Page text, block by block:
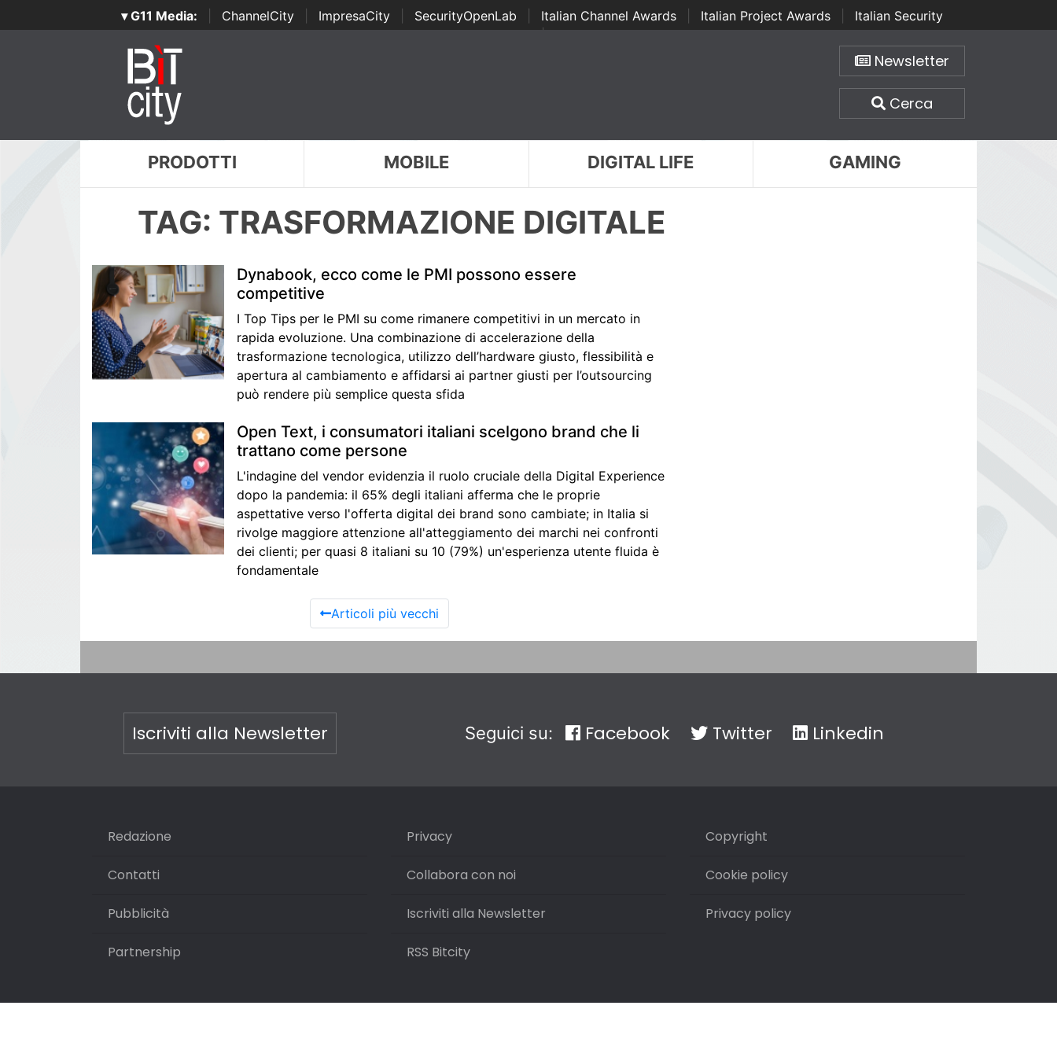
▾ G11 Media: ChannelCity ImpresaCity SecurityOpenLab Italian Channel Awards Italian Project Awards
Italian Security
Awards | ...
Newsletter
Cerca
PRODOTTI MOBILE DIGITAL LIFE GAMING
TAG: TRASFORMAZIONE DIGITALE
Dynabook, ecco come le PMI possono essere
competitive
I Top Tips per le PMI su come rimanere competitivi in un mercato in
rapida evoluzione. Una combinazione di accelerazione della
trasformazione tecnologica, utilizzo dell’hardware giusto, flessibilità e
apertura al cambiamento e affidarsi ai partner giusti per l’outsourcing
può rendere più semplice questa sfida
Open Text, i consumatori italiani scelgono brand che li
trattano come persone
L'indagine del vendor evidenzia il ruolo cruciale della Digital Experience
dopo la pandemia: il 65% degli italiani afferma che le proprie
aspettative verso l'offerta digital dei brand sono cambiate; in Italia si
rivolge maggiore attenzione all'atteggiamento dei marchi nei confronti
dei clienti; per quasi 8 italiani su 10 (79%) un'esperienza utente fluida è
fondamentale
Articoli più vecchi
Iscriviti alla Newsletter Seguici su: Facebook Twitter Linkedin
Redazione
Contatti
Pubblicità
Partnership
Privacy
Collabora con noi
Iscriviti alla Newsletter
RSS Bitcity
Copyright
Cookie policy
Privacy policy